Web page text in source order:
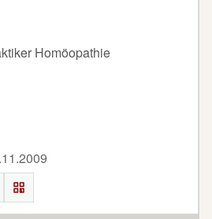
Homöopathie